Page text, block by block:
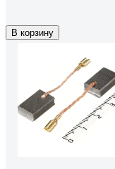
В корзину